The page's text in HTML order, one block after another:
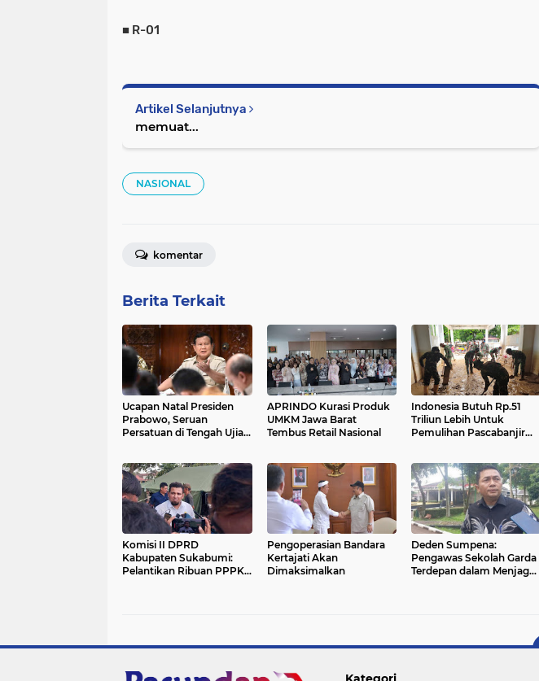
■ R-01
Artikel Selanjutnya
memuat...
NASIONAL
komentar
Berita Terkait
Ucapan Natal Presiden
Prabowo, Seruan
Persatuan di Tengah Ujian
APRINDO Kurasi Produk
UMKM Jawa Barat
Tembus Retail Nasional
Indonesia Butuh Rp.51
Triliun Lebih Untuk
Pemulihan Pascabanjir
Komisi II DPRD
Kabupaten Sukabumi:
Pelantikan Ribuan PPPK
Pengoperasian Bandara
Kertajati Akan
Dimaksimalkan
Deden Sumpena:
Pengawas Sekolah Garda
Terdepan dalam Menjaga